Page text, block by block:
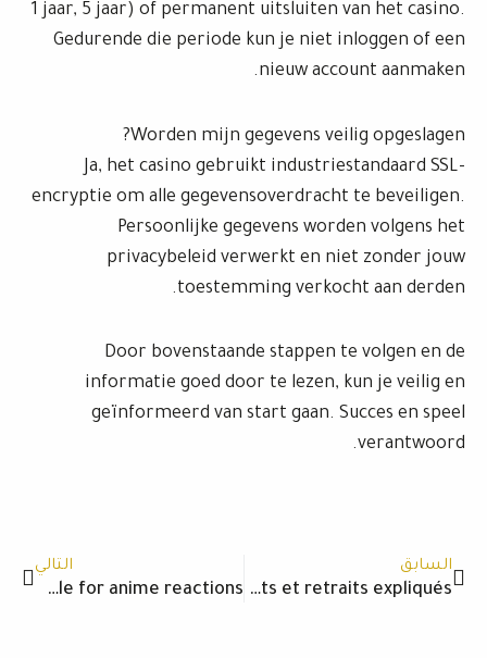
1 jaar, 5 jaar) of permanent uitsluiten van het casino.
Gedurende die periode kun je niet inloggen of een
nieuw account aanmaken.
Worden mijn gegevens veilig opgeslagen?
Ja, het casino gebruikt industriestandaard SSL-
encryptie om alle gegevensoverdracht te beveiligen.
Persoonlijke gegevens worden volgens het
privacybeleid verwerkt en niet zonder jouw
toestemming verkocht aan derden.
Door bovenstaande stappen te volgen en de
informatie goed door te lezen, kun je veilig en
geïnformeerd van start gaan. Succes en speel
verantwoord.
السابق
Guide pratique : bonus, dépôts et retraits expliqués
التالي
My Giphy profile for anime reactions